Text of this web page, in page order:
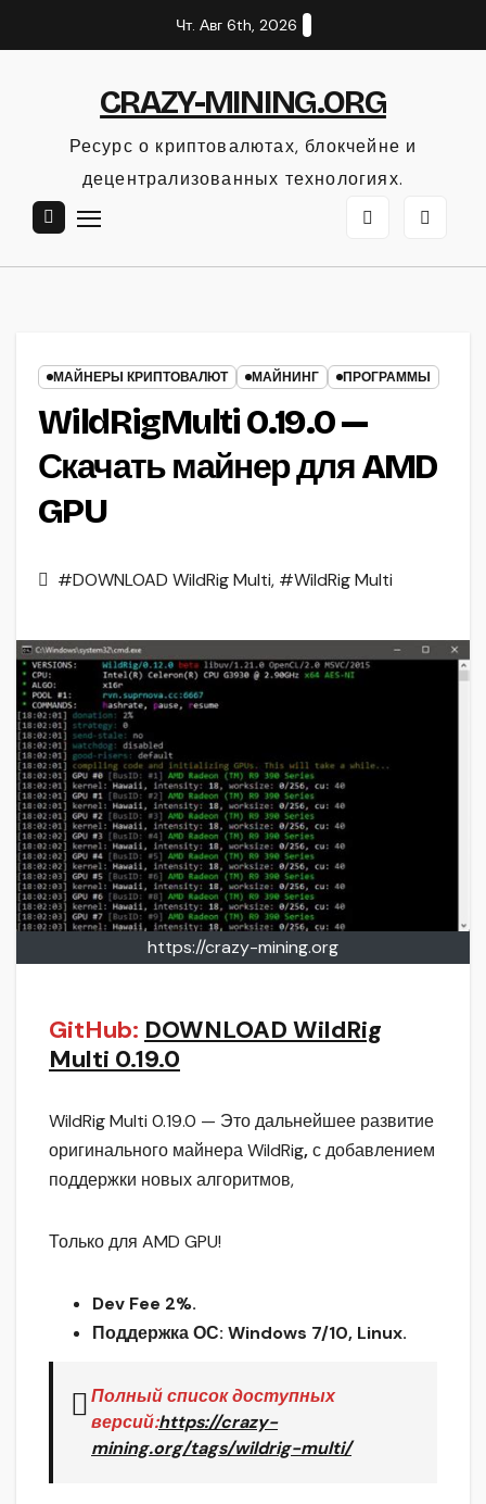
к
Чт. Авг 6th, 2026
CRAZY-MINING.ORG
Ресурс о криптовалютах, блокчейне и
децентрализованных технологиях.
МАЙНЕРЫ КРИПТОВАЛЮТ МАЙНИНГ ПРОГРАММЫ
WildRigMulti 0.19.0 —
Скачать майнер для AMD
GPU
#DOWNLOAD WildRig Multi, #WildRig Multi
https://crazy-mining.org
GitHub: DOWNLOAD WildRig
Multi 0.19.0
WildRig Multi 0.19.0 — Это дальнейшее развитие
оригинального майнера WildRig,с добавлением
поддержки новых алгоритмов,
Только для AMD GPU!
Dev Fee 2%.
Поддержка ОС: Windows 7/10, Linux.
Полный список доступных
версий:https://crazy-
mining.org/tags/wildrig-multi/